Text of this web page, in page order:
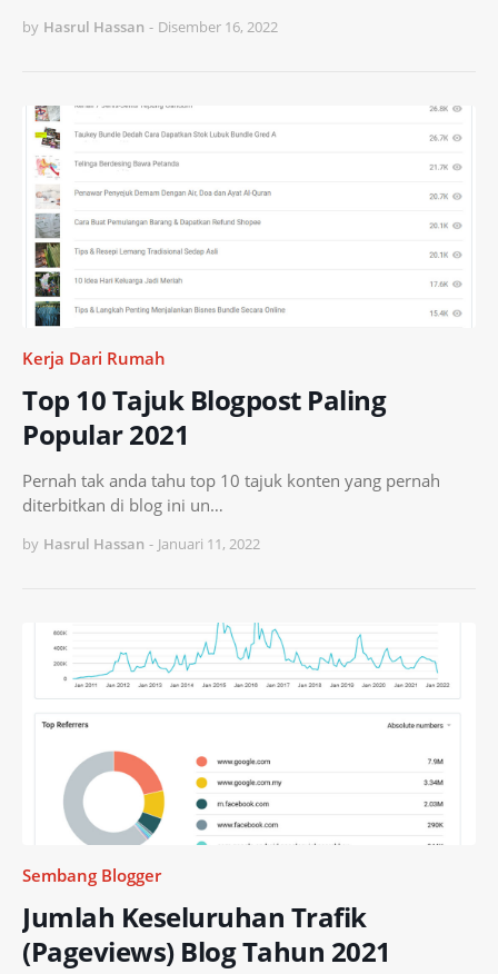
by Hasrul Hassan - Disember 16, 2022
Kerja Dari Rumah
Top 10 Tajuk Blogpost Paling
Popular 2021
Pernah tak anda tahu top 10 tajuk konten yang pernah
diterbitkan di blog ini un…
by Hasrul Hassan - Januari 11, 2022
Sembang Blogger
Jumlah Keseluruhan Trafik
(Pageviews) Blog Tahun 2021